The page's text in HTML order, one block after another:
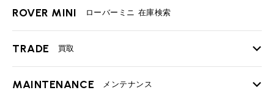
ROVER MINI ローバーミニ 在庫検索
TRADE 買取
TOP
MAINTENANCE メンテナンス